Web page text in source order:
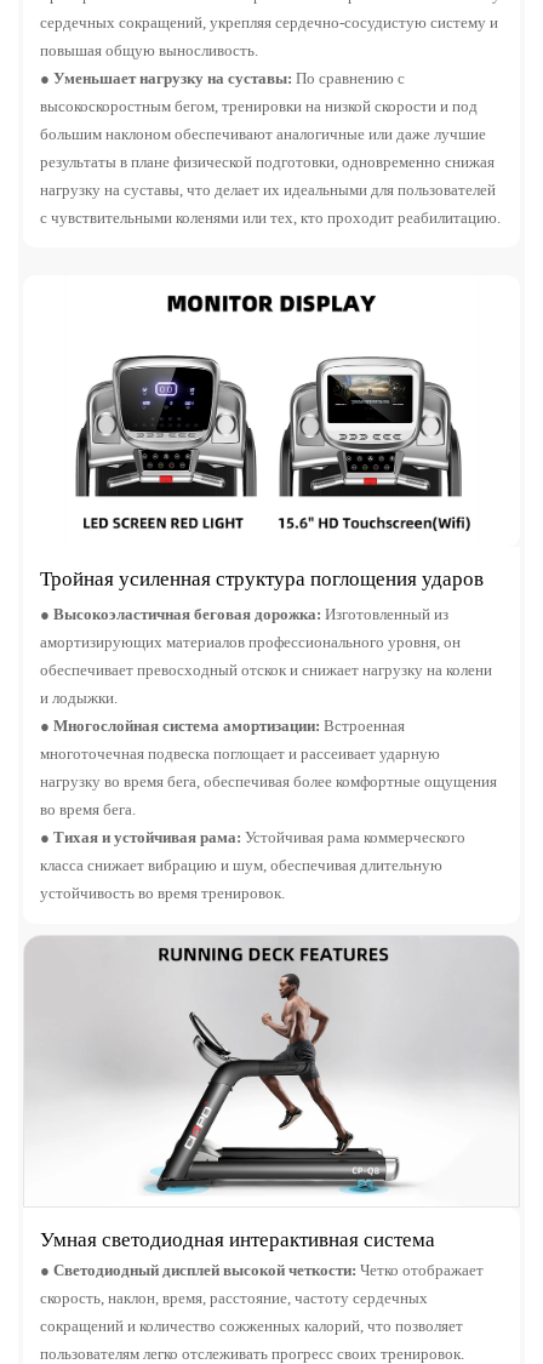
сердечных сокращений, укрепляя сердечно-сосудистую систему и
повышая общую выносливость.
● Уменьшает нагрузку на суставы: По сравнению с
высокоскоростным бегом, тренировки на низкой скорости и под
большим наклоном обеспечивают аналогичные или даже лучшие
результаты в плане физической подготовки, одновременно снижая
нагрузку на суставы, что делает их идеальными для пользователей
с чувствительными коленями или тех, кто проходит реабилитацию.
Тройная усиленная структура поглощения ударов
● Высокоэластичная беговая дорожка: Изготовленный из
амортизирующих материалов профессионального уровня, он
обеспечивает превосходный отскок и снижает нагрузку на колени
и лодыжки.
● Многослойная система амортизации: Встроенная
многоточечная подвеска поглощает и рассеивает ударную
нагрузку во время бега, обеспечивая более комфортные ощущения
во время бега.
● Тихая и устойчивая рама: Устойчивая рама коммерческого
класса снижает вибрацию и шум, обеспечивая длительную
устойчивость во время тренировок.
Умная светодиодная интерактивная система
● Светодиодный дисплей высокой четкости: Четко отображает
скорость, наклон, время, расстояние, частоту сердечных
сокращений и количество сожженных калорий, что позволяет
пользователям легко отслеживать прогресс своих тренировок.